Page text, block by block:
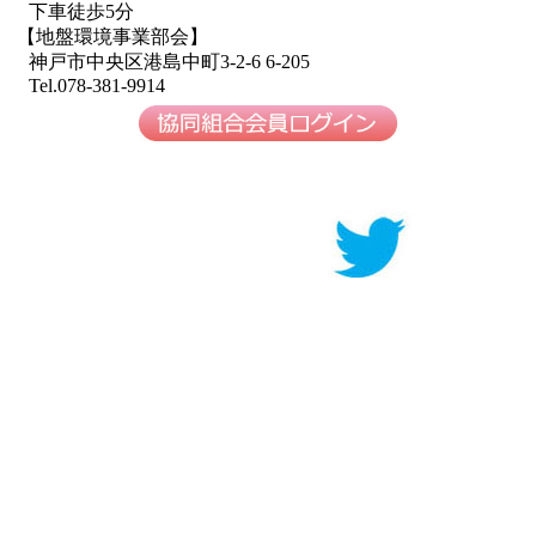
下車徒歩5分
【地盤環境事業部会】
神戸市中央区港島中町3-2-6 6-205
Tel.078-381-9914